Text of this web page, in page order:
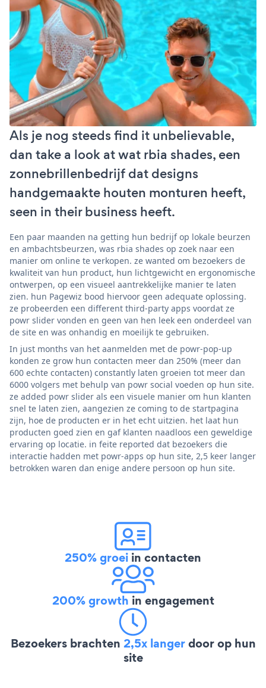
Als je nog steeds find it unbelievable,
dan take a look at wat rbia shades, een
zonnebrillenbedrijf dat designs
handgemaakte houten monturen heeft,
seen in their business heeft.
Een paar maanden na getting hun bedrijf op lokale beurzen
en ambachtsbeurzen, was rbia shades op zoek naar een
manier om online te verkopen. ze wanted om bezoekers de
kwaliteit van hun product, hun lichtgewicht en ergonomische
ontwerpen, op een visueel aantrekkelijke manier te laten
zien. hun Pagewiz bood hiervoor geen adequate oplossing.
ze probeerden een different third-party apps voordat ze
powr slider vonden en geen van hen leek een onderdeel van
de site en was onhandig en moeilijk te gebruiken.
In just months van het aanmelden met de powr-pop-up
konden ze grow hun contacten meer dan 250% (meer dan
600 echte contacten) constantly laten groeien tot meer dan
6000 volgers met behulp van powr social voeden op hun site.
ze added powr slider als een visuele manier om hun klanten
snel te laten zien, aangezien ze coming to de startpagina
zijn, hoe de producten er in het echt uitzien. het laat hun
producten goed zien en gaf klanten naadloos een geweldige
ervaring op locatie. in feite reported dat bezoekers die
interactie hadden met powr-apps op hun site, 2,5 keer langer
betrokken waren dan enige andere persoon op hun site.
250% groei in contacten
200% growth in engagement
Bezoekers brachten 2,5x langerdoor op hun
site